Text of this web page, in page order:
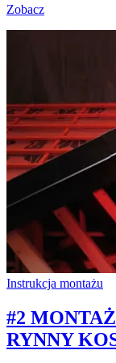
Zobacz
Instrukcja montażu
#2
RYNNY